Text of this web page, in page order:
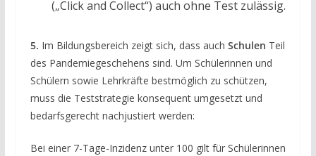
(„Click and Collect“) auch ohne Test zulässig.
5. Im Bildungsbereich zeigt sich, dass auch Schulen Teil
des Pandemiegeschehens sind. Um Schülerinnen und
Schülern sowie Lehrkräfte bestmöglich zu schützen,
muss die Teststrategie konsequent umgesetzt und
bedarfsgerecht nachjustiert werden:
Bei einer 7-Tage-Inzidenz unter 100 gilt für Schülerinnen